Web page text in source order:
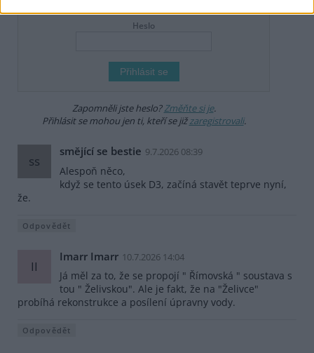
Heslo
Zapomněli jste heslo?Změňte si je.
Přihlásit se mohou jen ti, kteří se jižzaregistrovali.
ss
smějící se bestie 9.7.2026 08:39
Alespoň něco,
když se tento úsek D3, začíná stavět teprve nyní,
že.
Odpovědět
II
Imarr Imarr 10.7.2026 14:04
Já měl za to, že se propojí " Římovská " soustava s
tou " Želivskou". Ale je fakt, že na "Želivce"
probíhá rekonstrukce a posílení úpravny vody.
Odpovědět